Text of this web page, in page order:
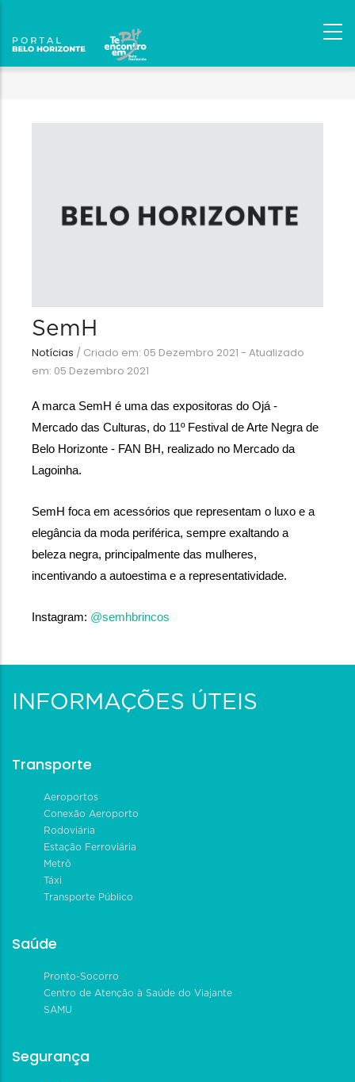
SemH
Notícias / Criado em: 05 Dezembro 2021 - Atualizado
em: 05 Dezembro 2021
A marca SemH é uma das expositoras do Ojá -
Mercado das Culturas, do 11º Festival de Arte Negra de
Belo Horizonte - FAN BH, realizado no Mercado da
Lagoinha.
SemH foca em acessórios que representam o luxo e a
elegância da moda periférica, sempre exaltando a
beleza negra, principalmente das mulheres,
incentivando a autoestima e a representatividade.
Instagram: @semhbrincos
INFORMAÇÕES ÚTEIS
Transporte
Aeroportos
Conexão Aeroporto
Rodoviária
Estação Ferroviária
Metrô
Táxi
Transporte Público
Saúde
Pronto-Socorro
Centro de Atenção à Saúde do Viajante
SAMU
Segurança